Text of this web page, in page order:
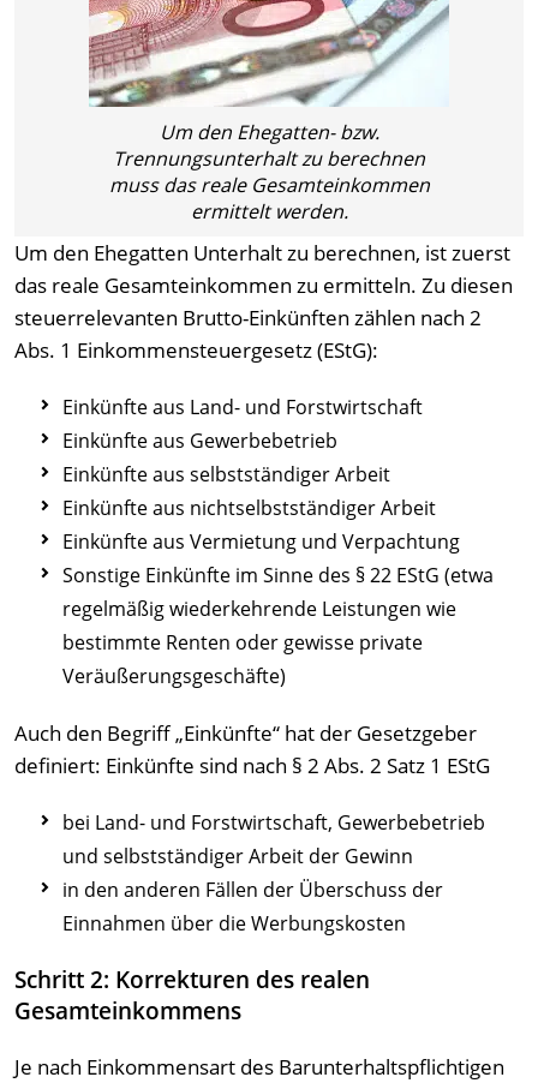
Um den Ehegatten- bzw.
Trennungsunterhalt zu berechnen
muss das reale Gesamteinkommen
ermittelt werden.
Um den Ehegatten Unterhalt zu berechnen, ist zuerst
das reale Gesamteinkommen zu ermitteln. Zu diesen
steuerrelevanten Brutto-Einkünften zählen nach 2
Abs. 1 Einkommensteuergesetz (EStG):
Einkünfte aus Land- und Forstwirtschaft
Einkünfte aus Gewerbebetrieb
Einkünfte aus selbstständiger Arbeit
Einkünfte aus nichtselbstständiger Arbeit
Einkünfte aus Vermietung und Verpachtung
Sonstige Einkünfte im Sinne des § 22 EStG (etwa
regelmäßig wiederkehrende Leistungen wie
bestimmte Renten oder gewisse private
Veräußerungsgeschäfte)
Auch den Begriff „Einkünfte“ hat der Gesetzgeber
definiert: Einkünfte sind nach § 2 Abs. 2 Satz 1 EStG
bei Land- und Forstwirtschaft, Gewerbebetrieb
und selbstständiger Arbeit der Gewinn
in den anderen Fällen der Überschuss der
Einnahmen über die Werbungskosten
Schritt 2: Korrekturen des realen
Gesamteinkommens
Je nach Einkommensart des Barunterhaltspflichtigen